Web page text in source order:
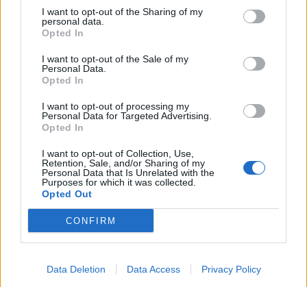
I want to opt-out of the Sharing of my
personal data.
Opted In
I want to opt-out of the Sale of my
Personal Data.
Opted In
I want to opt-out of processing my
Personal Data for Targeted Advertising.
Opted In
I want to opt-out of Collection, Use,
Retention, Sale, and/or Sharing of my
Personal Data that Is Unrelated with the
Purposes for which it was collected.
Opted Out
CONFIRM
Data Deletion Data Access Privacy Policy
Staran luetuimmat
1